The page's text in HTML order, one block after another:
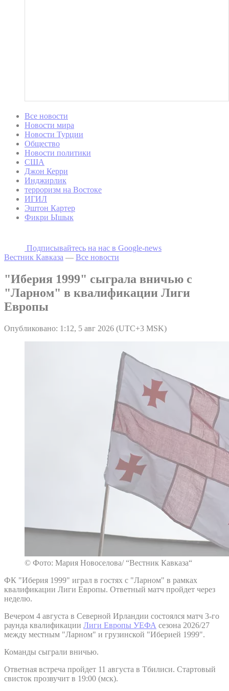
Все новости
Новости мира
Новости Турции
Общество
Новости политики
США
Джон Керри
Инджирлик
терроризм на Востоке
ИГИЛ
Эштон Картер
Фикри Ышык
Подписывайтесь на наc в Google-news
Вестник Кавказа — Все новости
"Иберия 1999" сыграла вничью с
"Ларном" в квалификации Лиги
Европы
Опубликовано: 1:12, 5 авг 2026 (UTC+3 MSK)
© Фото: Мария Новоселова/ “Вестник Кавказа“
ФК "Иберия 1999" играл в гостях с "Ларном" в рамках
квалификации Лиги Европы. Ответный матч пройдет через
неделю.
Вечером 4 августа в Северной Ирландии состоялся матч 3-го
раунда квалификации Лиги Европы УЕФА сезона 2026/27
между местным "Ларном" и грузинской "Иберией 1999".
Команды сыграли вничью.
Ответная встреча пройдет 11 августа в Тбилиси. Стартовый
свисток прозвучит в 19:00 (мск).